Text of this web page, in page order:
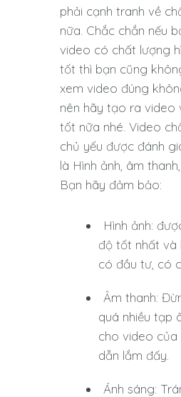
phải cạnh tranh về
nữa. Chắc chắn nếu
video có chất lượng
tốt thì bạn cũng
xem video đúng
nên hãy tạo ra video
tốt nữa nhé. Video
chủ yếu được đánh
là Hình ảnh, âm
Bạn hãy đảm bảo:
Hình ảnh:
độ tốt nhất và
có đầu tư, có
Âm thanh:
quá nhiều tạp
cho video của
dẫn lắm đấy.
Ánh sáng: